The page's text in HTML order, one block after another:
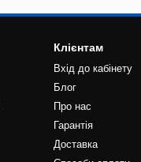
Клієнтам
Вхід до кабінету
Блог
Про нас
Гарантія
Доставка